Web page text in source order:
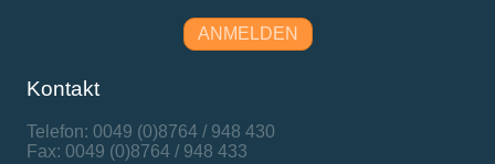
ANMELDEN
Kontakt
Telefon: 0049 (0)8764 / 948 430
Fax: 0049 (0)8764 / 948 433